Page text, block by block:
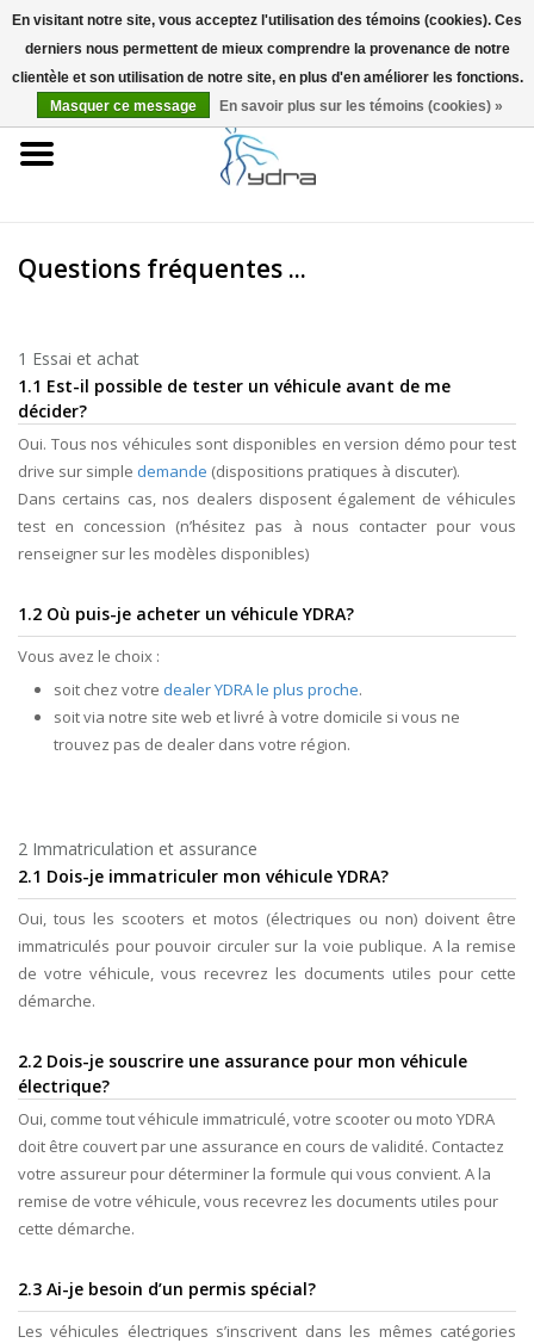
EUR
Accueil
Accessoires
Blog
Questions fréquentes ...
1 Essai et achat
1.1 Est-il possible de tester un véhicule avant de me
décider?
Oui. Tous nos véhicules sont disponibles en version démo pour test
drive sur simple demande (dispositions pratiques à discuter).
Dans certains cas, nos dealers disposent également de véhicules
test en concession (n’hésitez pas à nous contacter pour vous
renseigner sur les modèles disponibles)
1.2 Où puis-je acheter un véhicule YDRA?
Vous avez le choix :
soit chez votre dealer YDRA le plus proche.
soit via notre site web et livré à votre domicile si vous ne
trouvez pas de dealer dans votre région.
2 Immatriculation et assurance
2.1 Dois-je immatriculer mon véhicule YDRA?
Oui, tous les scooters et motos (électriques ou non) doivent être
immatriculés pour pouvoir circuler sur la voie publique. A la remise
de votre véhicule, vous recevrez les documents utiles pour cette
démarche.
2.2 Dois-je souscrire une assurance pour mon véhicule
électrique?
Oui, comme tout véhicule immatriculé, votre scooter ou moto YDRA
doit être couvert par une assurance en cours de validité. Contactez
votre assureur pour déterminer la formule qui vous convient. A la
remise de votre véhicule, vous recevrez les documents utiles pour
cette démarche.
2.3 Ai-je besoin d’un permis spécial?
Les véhicules électriques s’inscrivent dans les mêmes catégories
En visitant notre site, vous acceptez l'utilisation des témoins (cookies). Ces
derniers nous permettent de mieux comprendre la provenance de notre
clientèle et son utilisation de notre site, en plus d'en améliorer les fonctions.
Masquer ce message
En savoir plus sur les témoins (cookies) »